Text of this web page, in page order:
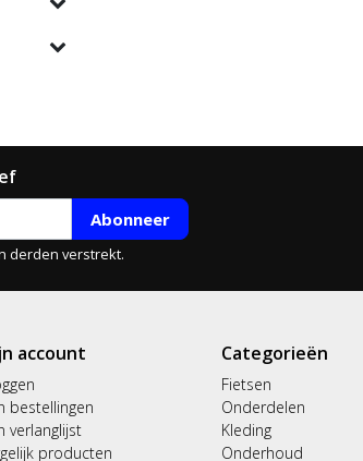
Abonneer
derden verstrekt.
account
bestellingen
verlanglijst
producten
Categorieën
Fietsen
Onderdelen
Kleding
Onderhoud